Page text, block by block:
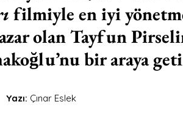
filmiyle en iyi
olan Tayfun
bir araya
Yazı: Çınar Eslek